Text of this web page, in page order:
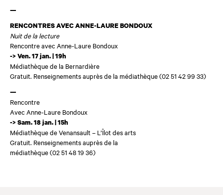
—
RENCONTRES AVEC ANNE-LAURE BONDOUX
Nuit de la lecture
Rencontre avec Anne-Laure Bondoux
-> Ven. 17 jan. | 19h
Médiathèque de la Bernardière
Gratuit. Renseignements auprès de la médiathèque (02 51 42 99 33)
—
Rencontre
Avec Anne-Laure Bondoux
-> Sam. 18 jan. | 15h
Médiathèque de Venansault – L’Îlot des arts
Gratuit. Renseignements auprès de la
médiathèque (02 51 48 19 36)